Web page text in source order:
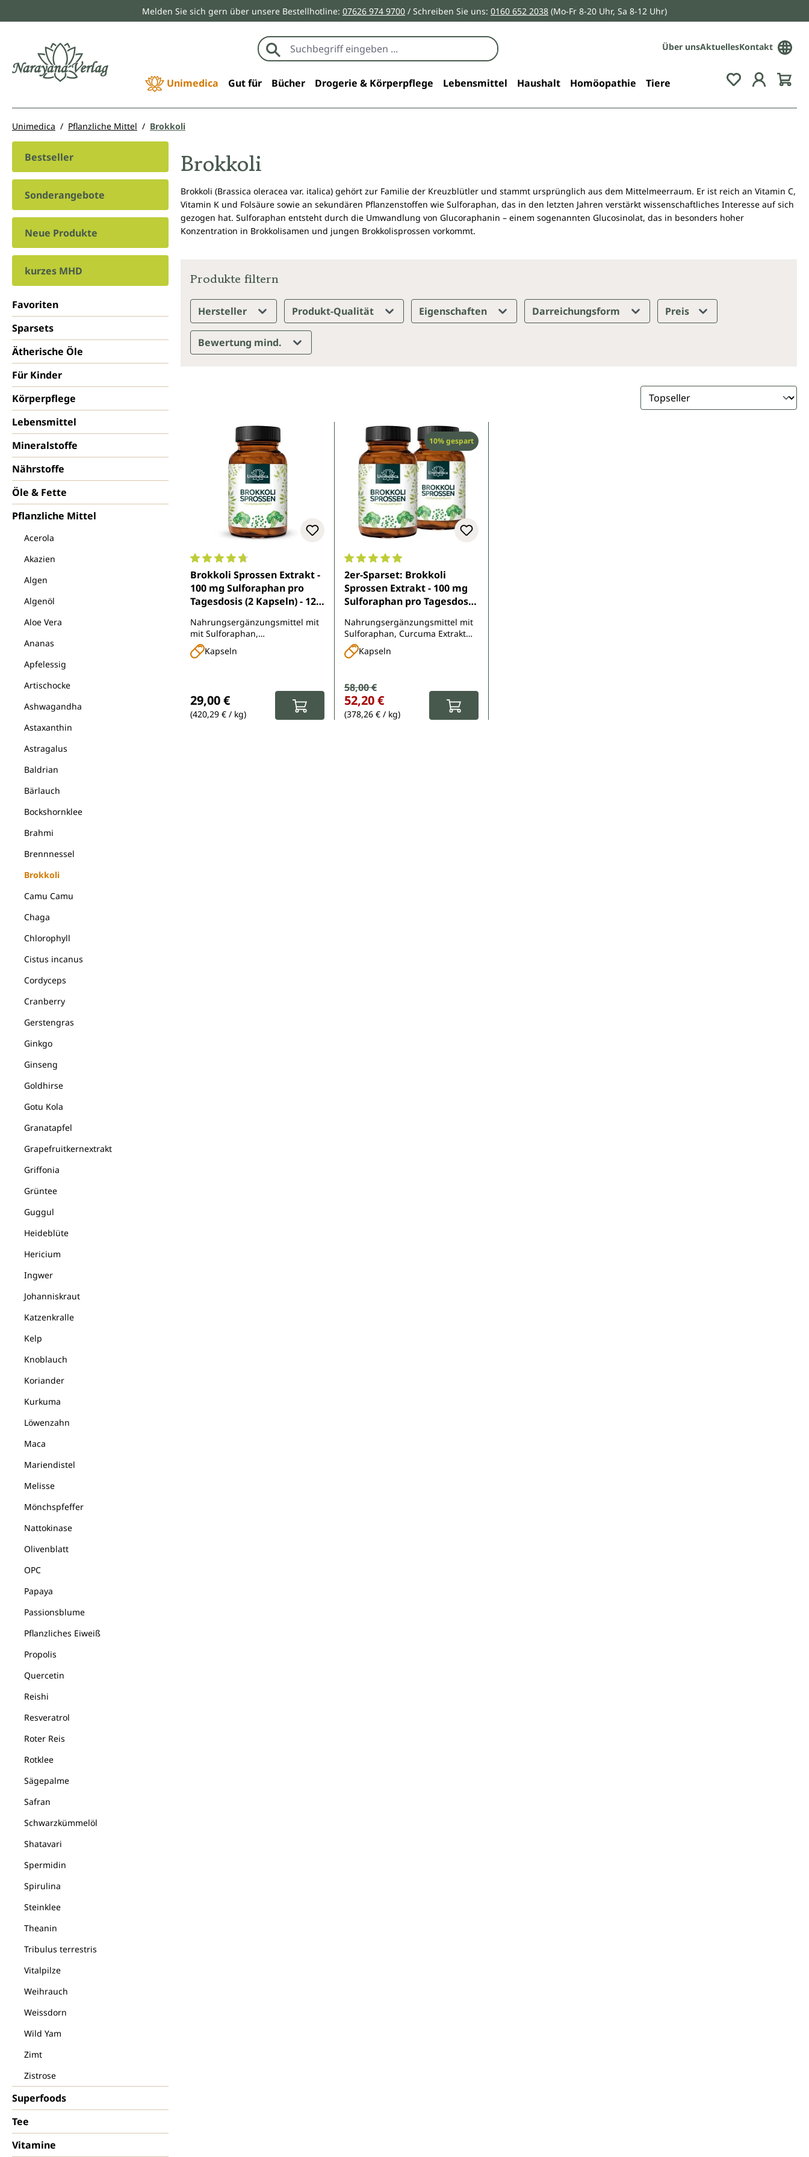
Zur Hauptnavigation springenMelden Sie sich gern über unsere Bestellhotline: 07626 974 9700 / Schreiben Sie uns: 0160 652 2038 (Mo-Fr 8-20 Uhr, Sa 8-12 Uhr)
Über unsAktuellesKontakt
Unimedica Gut für Bücher Drogerie & Körperpflege Lebensmittel Haushalt Homöopathie Tiere Du hast 0
Unimedica Pflanzliche Mittel Brokkoli
Bestseller
Sonderangebote
Neue Produkte
kurzes MHD
Favoriten
Sparsets
Ätherische Öle
Für Kinder
Körperpflege
Lebensmittel
Mineralstoffe
Nährstoffe
Öle & Fette
Pflanzliche Mittel
Acerola
Akazien
Algen
Algenöl
Aloe Vera
Ananas
Apfelessig
Artischocke
Ashwagandha
Astaxanthin
Astragalus
Baldrian
Bärlauch
Bockshornklee
Brahmi
Brennnessel
Brokkoli
Camu Camu
Chaga
Chlorophyll
Cistus incanus
Cordyceps
Cranberry
Gerstengras
Ginkgo
Ginseng
Goldhirse
Gotu Kola
Granatapfel
Grapefruitkernextrakt
Griffonia
Grüntee
Guggul
Heideblüte
Hericium
Ingwer
Johanniskraut
Katzenkralle
Kelp
Knoblauch
Koriander
Kurkuma
Löwenzahn
Maca
Mariendistel
Melisse
Mönchspfeffer
Nattokinase
Olivenblatt
OPC
Papaya
Passionsblume
Pflanzliches Eiweiß
Propolis
Quercetin
Reishi
Resveratrol
Roter Reis
Rotklee
Sägepalme
Safran
Schwarzkümmelöl
Shatavari
Spermidin
Spirulina
Steinklee
Theanin
Tribulus terrestris
Vitalpilze
Weihrauch
Weissdorn
Wild Yam
Zimt
Zistrose
Superfoods
Tee
Vitamine
Brokkoli
Brokkoli (Brassica oleracea var. italica) gehört zur Familie der Kreuzblütler und stammt ursprünglich aus dem Mittelmeerraum. Er ist reich an Vitamin C,
Vitamin K und Folsäure sowie an sekundären Pflanzenstoffen wie Sulforaphan, das in den letzten Jahren verstärkt wissenschaftliches Interesse auf sich
gezogen hat. Sulforaphan entsteht durch die Umwandlung von Glucoraphanin – einem sogenannten Glucosinolat, das in besonders hoher
Konzentration in Brokkolisamen und jungen Brokkolisprossen vorkommt.
Produkte filtern
Hersteller Produkt-Qualität Eigenschaften Darreichungsform Preis
Bewertung mind.
Durchschnittliche Bewertung von 4.8 von 5 Sternen
Brokkoli Sprossen Extrakt -
100 mg Sulforaphan pro
Tagesdosis (2 Kapseln) - 120
Nahrungsergänzungsmittel mit
mit Sulforaphan,
Kurkumaextrakt und Piperin
Kapseln
29,00 €
(420,29 € / kg)
Rabatt
10% gespart
Durchschnittliche Bewertung von 4.9 von 5 Sternen
2er-Sparset: Brokkoli
Sprossen Extrakt - 100 mg
Sulforaphan pro Tagesdosis
Unimedica
Nahrungsergänzungsmittel mit
Sulforaphan, Curcuma Extrakt
und Piperin
Kapseln
Verkaufspreis:
Regulärer Preis:
58,00 €
52,20 €
(378,26 € / kg)